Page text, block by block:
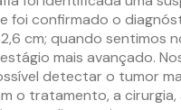
foi confirmado o
cm; quando sentimos
mais avançado.
detectar o tumor
o tratamento, a cirurgia,